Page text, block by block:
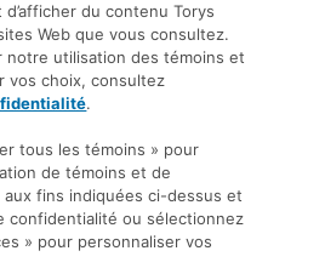
S.E.N.C.R.L. Tous droits
personnels
du contenu Torys
Web que vous consultez.
notre utilisation des témoins et
vos choix, consultez
.
tous les témoins » pour
de témoins et de
fins indiquées ci-dessus et
confidentialité ou sélectionnez
» pour personnaliser vos